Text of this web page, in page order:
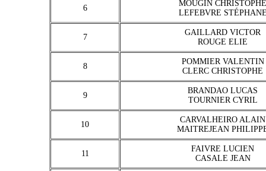
6
MOUGIN CHRISTOPHE
LEFEBVRE
7
GAILLARD VICTOR
ROUGE ELIE
8
POMMIER VALENTIN
CLERC CHRISTOPHE
9
BRANDAO LUCAS
TOURNIER CYRIL
10
CARVALHEIRO ALAIN
MAITREJEAN
11
FAIVRE LUCIEN
CASALE JEAN